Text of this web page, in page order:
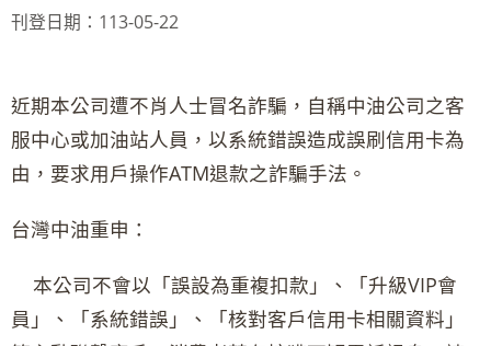
刊登日期：113-05-22
近期本公司遭不肖人士冒名詐騙，自稱中油公司之客
服中心或加油站人員，以系統錯誤造成誤刷信用卡為
由，要求用戶操作ATM退款之詐騙手法。
台灣中油重申：
本公司不會以「誤設為重複扣款」、「升級VIP會
員」、「系統錯誤」、「核對客戶信用卡相關資料」